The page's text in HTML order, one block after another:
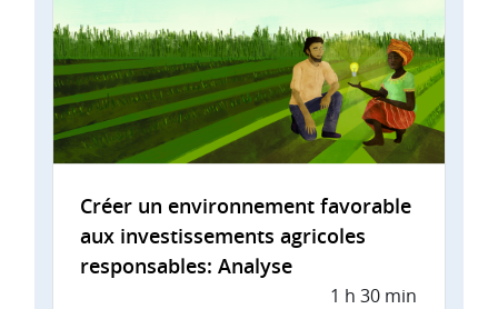
Créer un environnement favorable
aux investissements agricoles
responsables: Analyse
1 h 30 min